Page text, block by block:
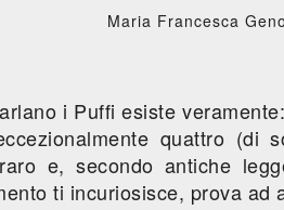
Maria Francesca
i Puffi esiste
quattro (di
e, secondo antiche
ti incuriosisce, prova